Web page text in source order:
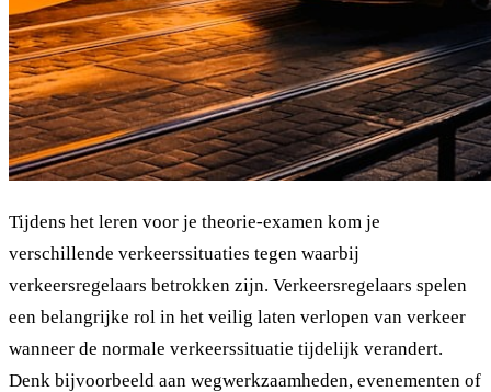
Tijdens het leren voor je theorie-examen kom je
verschillende verkeerssituaties tegen waarbij
verkeersregelaars betrokken zijn. Verkeersregelaars spelen
een belangrijke rol in het veilig laten verlopen van verkeer
wanneer de normale verkeerssituatie tijdelijk verandert.
Denk bijvoorbeeld aan wegwerkzaamheden, evenementen of